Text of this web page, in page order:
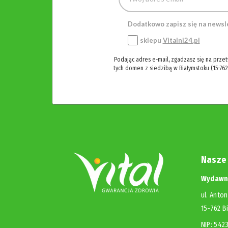
Dodatkowo zapisz się na
sklepu Vitalni24.pl
Podając adres e-mail, zgadzasz się na
tych domen z siedzibą w Białymstoku (15-
ul.
15-762
NIP: